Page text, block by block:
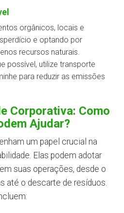
orgânicos, locais e
e optando por
recursos naturais.
possível, utilize transporte
para reduzir as emissões
Corporativa: Como
Ajudar?
um papel crucial na
Elas podem adotar
suas operações, desde o
até o descarte de resíduos.